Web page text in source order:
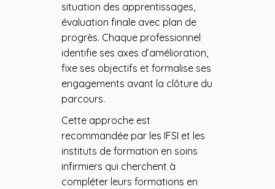
situation des apprentissages,
évaluation finale avec plan de
progrès. Chaque professionnel
identifie ses axes d’amélioration,
fixe ses objectifs et formalise ses
engagements avant la clôture du
parcours.
Cette approche est
recommandée par les IFSI et les
instituts de formation en soins
infirmiers qui cherchent à
compléter leurs formations en